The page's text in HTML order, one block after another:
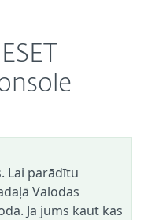
Lai parādītu
Valodas
Ja jums kaut kas